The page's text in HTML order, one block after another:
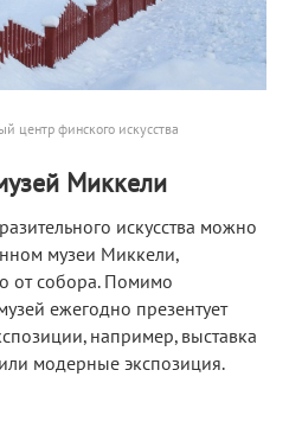
центр финского искусства
Миккели
искусства можно
музеи Миккели,
от собора. Помимо
ежегодно презентует
например, выставка
модерные экспозиция.